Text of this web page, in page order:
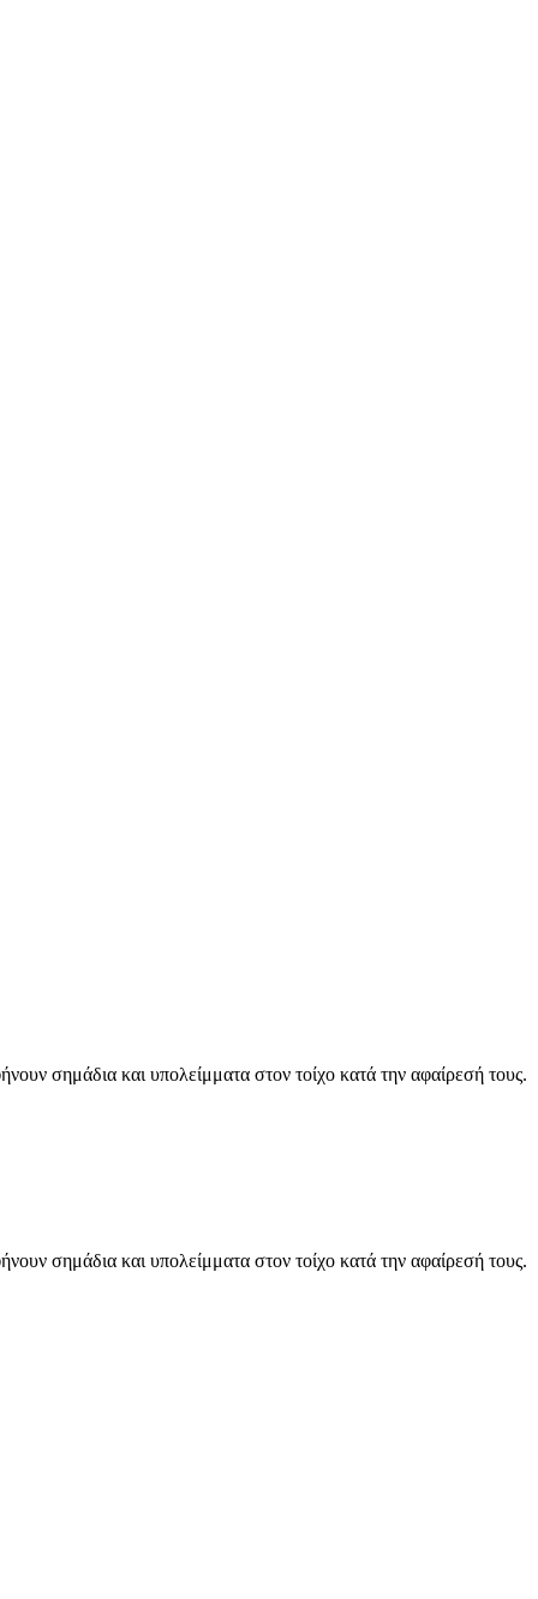
σημάδια και υπολείμματα στον τοίχο κατά την αφαίρεσή τους.
σημάδια και υπολείμματα στον τοίχο κατά την αφαίρεσή τους.